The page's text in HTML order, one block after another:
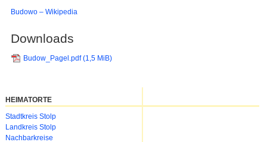
Budowo – Wikipedia
Downloads
Budow_Pagel.pdf(1,5 MiB)
HEIMATORTE
Navigation
überspringen
Stadtkreis Stolp
Landkreis Stolp
Nachbarkreise